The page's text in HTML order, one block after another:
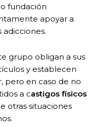
fundación
apoyar a
adicciones.
grupo obligan a sus
y establecen
pero en caso de no
a castigos físicos
otras situaciones